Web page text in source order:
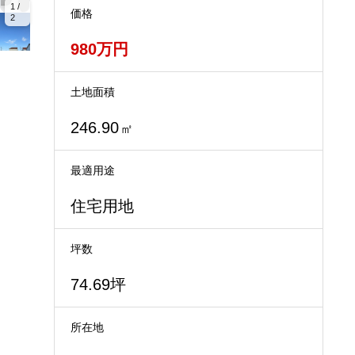
1 /
2
価格
980万円
土地面積
246.90 ㎡
最適用途
住宅用地
坪数
74.69坪
所在地